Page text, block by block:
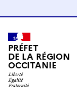
PRÉFET
DE LA RÉGION
OCCITANIE